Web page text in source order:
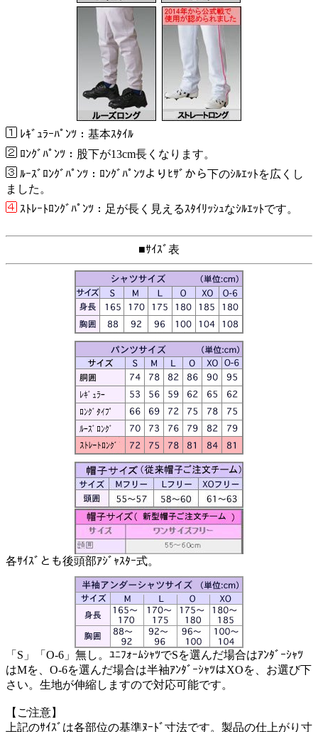
ﾚｷﾞｭﾗｰﾊﾟﾝﾂ：基本ｽﾀｲﾙ
ﾛﾝｸﾞﾊﾟﾝﾂ：股下が13cm長くなります。
ﾙｰｽﾞﾛﾝｸﾞﾊﾟﾝﾂ：ﾛﾝｸﾞﾊﾟﾝﾂよりﾋｻﾞから下のｼﾙｴｯﾄを広くし
ました。
ｽﾄﾚｰﾄﾛﾝｸﾞﾊﾟﾝﾂ：足が長く見えるｽﾀｲﾘｯｼｭなｼﾙｴｯﾄです。
■ｻｲｽﾞ表
各ｻｲｽﾞとも後頭部ｱｼﾞｬｽﾀｰ式。
「S」「O-6」無し。ﾕﾆﾌｫｰﾑｼｬﾂでSを選んだ場合はｱﾝﾀﾞｰｼｬﾂ
はMを、O-6を選んだ場合は半袖ｱﾝﾀﾞｰｼｬﾂはXOを、お選び下
さい。生地が伸縮しますので対応可能です。
【ご注意】
上記のｻｲｽﾞは各部位の基準ﾇｰﾄﾞ寸法です。製品の仕上がり寸